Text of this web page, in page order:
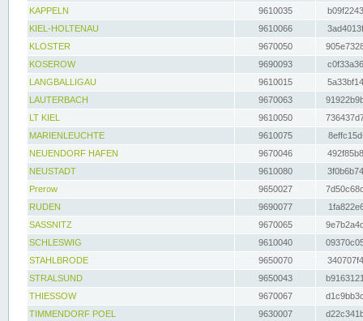
KAPPELN
9610035
KIEL-HOLTENAU
9610066
KLOSTER
9670050
KOSEROW
9690093
LANGBALLIGAU
9610015
LAUTERBACH
9670063
LT KIEL
9610050
MARIENLEUCHTE
9610075
NEUENDORF HAFEN
9670046
NEUSTADT
9610080
Prerow
9650027
RUDEN
9690077
SASSNITZ
9670065
SCHLESWIG
9610040
STAHLBRODE
9650070
STRALSUND
9650043
THIESSOW
9670067
TIMMENDORF POEL
9630007